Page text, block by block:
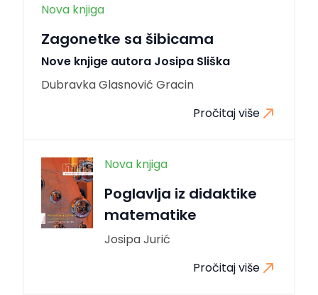
Nova knjiga
Zagonetke sa šibicama
Nove knjige autora Josipa Sliška
Dubravka Glasnović Gracin
Pročitaj više
Nova knjiga
Poglavlja iz didaktike
matematike
Josipa Jurić
Pročitaj više